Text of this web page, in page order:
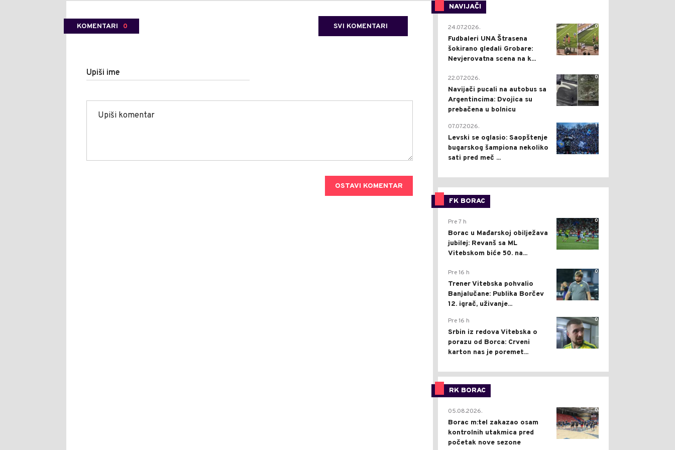
KOMENTARI 0 SVI KOMENTARI
Upiši ime
OSTAVI KOMENTAR
NAVIJAČI
0
24.07.2026.
Fudbaleri UNA Štrasena
šokirano gledali Grobare:
Nevjerovatna scena na k...
0
22.07.2026.
Navijači pucali na autobus sa
Argentincima: Dvojica su
prebačena u bolnicu
1
07.07.2026.
Levski se oglasio: Saopštenje
bugarskog šampiona nekoliko
sati pred meč ...
FK BORAC
0
Pre 7 h
Borac u Mađarskoj obilježava
jubilej: Revanš sa ML
Vitebskom biće 50. na...
0
Pre 16 h
Trener Vitebska pohvalio
Banjalučane: Publika Borčev
12. igrač, uživanje...
0
Pre 16 h
Srbin iz redova Vitebska o
porazu od Borca: Crveni
karton nas je poremet...
RK BORAC
0
05.08.2026.
Borac m:tel zakazao osam
kontrolnih utakmica pred
početak nove sezone